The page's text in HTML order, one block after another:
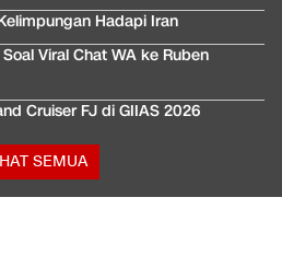
Hadapi Iran
Viral Chat WA ke Ruben
Cruiser FJ di GIIAS 2026
SEMUA